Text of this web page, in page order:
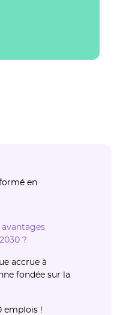
en
avantages
?
accrue à
fondée sur la
emplois !